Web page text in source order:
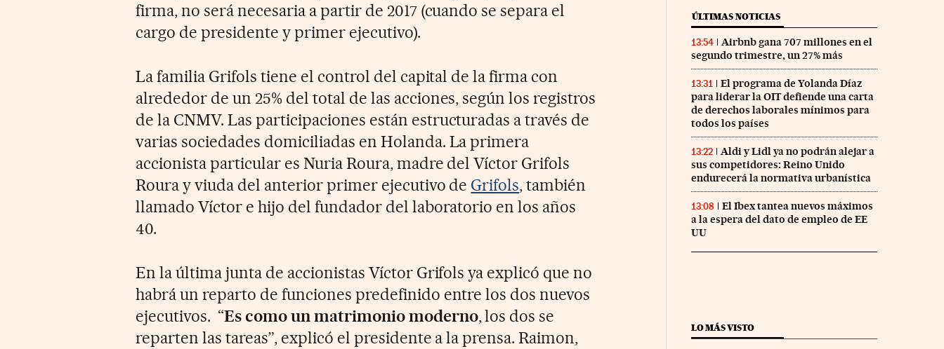
firma, no será necesaria a partir de 2017 (cuando se separa el
cargo de presidente y primer ejecutivo).
La familia Grifols tiene el control del capital de la firma con
alrededor de un 25% del total de las acciones, según los registros
de la CNMV. Las participaciones están estructuradas a través de
varias sociedades domiciliadas en Holanda. La primera
accionista particular es Nuria Roura, madre del Víctor Grifols
Roura y viuda del anterior primer ejecutivo de Grifols, también
llamado Víctor e hijo del fundador del laboratorio en los años
40.
En la última junta de accionistas Víctor Grifols ya explicó que no
habrá un reparto de funciones predefinido entre los dos nuevos
ejecutivos. “Es como un matrimonio moderno, los dos se
reparten las tareas”, explicó el presidente a la prensa. Raimon,
ÚLTIMAS NOTICIAS
13:54
Airbnb gana 707 millones en el
segundo trimestre, un 27% más
13:31
El programa de Yolanda Díaz
para liderar la OIT defiende una carta
de derechos laborales mínimos para
todos los países
13:22
Aldi y Lidl ya no podrán alejar a
sus competidores: Reino Unido
endurecerá la normativa urbanística
13:08
El Ibex tantea nuevos máximos
a la espera del dato de empleo de EE
UU
LO MÁS VISTO